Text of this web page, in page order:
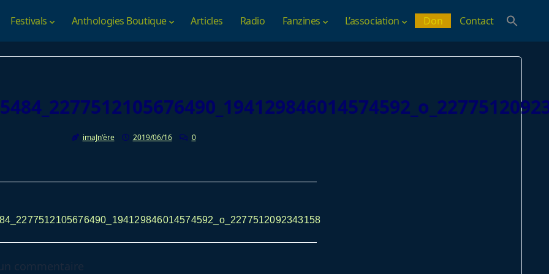
Festivals Anthologies Boutique Articles Radio Fanzines L’association Don Contact
imaJn'ère 2019/06/16 0
commentaire